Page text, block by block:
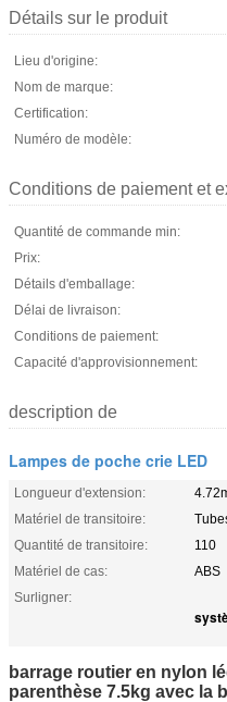
Détails sur le produit
Lieu d'origine:
Nom de marque:
Certification:
Numéro de modèle:
Conditions de paiement et
Quantité de commande min:
Prix:
Détails d'emballage:
Délai de livraison:
Conditions de paiement:
Capacité d'approvisionnement:
description de
Lampes de poche crie LED
Longueur d'extension:
Matériel de transitoire:
Quantité de transitoire:
110
Matériel de cas:
ABS
Surligner:
barrage routier en nylon
parenthèse 7.5kg avec la